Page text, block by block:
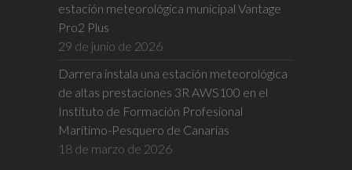
estación meteorológica municipal Vantage
Pro2 Plus
29 de junio de 2026
Darrera instala una estación meteorológica
de altas prestaciones 3R AWS100 en el
Instituto de Formación Profesional
Marítimo-Pesquero de Canarias
18 de marzo de 2026